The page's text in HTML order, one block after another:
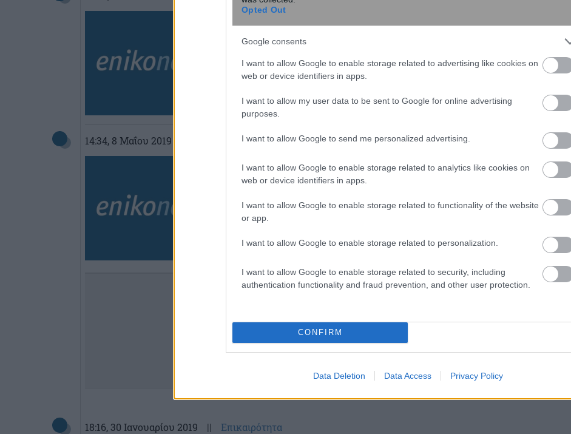
Opted Out
Google consents
I want to allow Google to enable storage related to advertising like cookies on
web or device identifiers in apps.
I want to allow my user data to be sent to Google for online advertising
purposes.
I want to allow Google to send me personalized advertising.
I want to allow Google to enable storage related to analytics like cookies on
web or device identifiers in apps.
I want to allow Google to enable storage related to functionality of the website
or app.
I want to allow Google to enable storage related to personalization.
I want to allow Google to enable storage related to security, including
authentication functionality and fraud prevention, and other user protection.
CONFIRM
Data Deletion Data Access Privacy Policy
εκλογές της 7ης Ιουλίου, και το νέο υπουργικό
συμβούλιο, κ...
14:34, 8 Μαΐου 2019 Επικαιρότητα
Κόλλιας στον Realfm 97,8: Ευχάριστο
να επιστρέφονται πράγματα τα οποία
φυσικά και νομικά πρόσωπα
αυτό και είναι ευχάριστο ότι θα έχουμε μαζί μας
18:16, 30 Ιανουαρίου 2019 || Επικαιρότητα